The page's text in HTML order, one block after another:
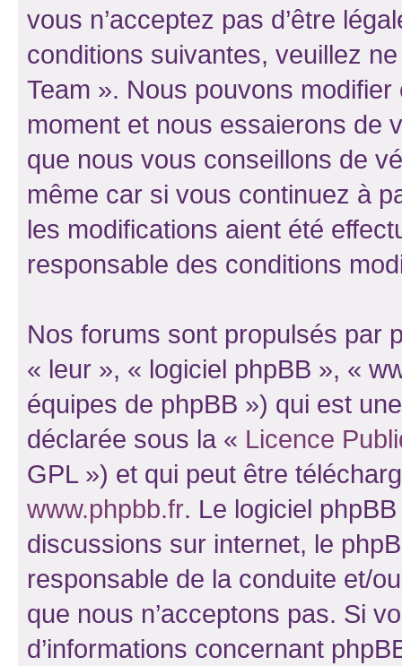
vous n’acceptez pas d’être
conditions suivantes, veuillez
Team ». Nous pouvons
moment et nous essaierons de
que nous vous conseillons de
même car si vous continuez à
les modifications aient été
responsable des conditions
Nos forums sont propulsés par
« leur », « logiciel phpBB », «
équipes de phpBB ») qui est
déclarée sous la « Licence
GPL ») et qui peut être
www.phpbb.fr. Le logiciel
discussions sur internet, le
responsable de la conduite et/
que nous n’acceptons pas. Si
d’informations concernant